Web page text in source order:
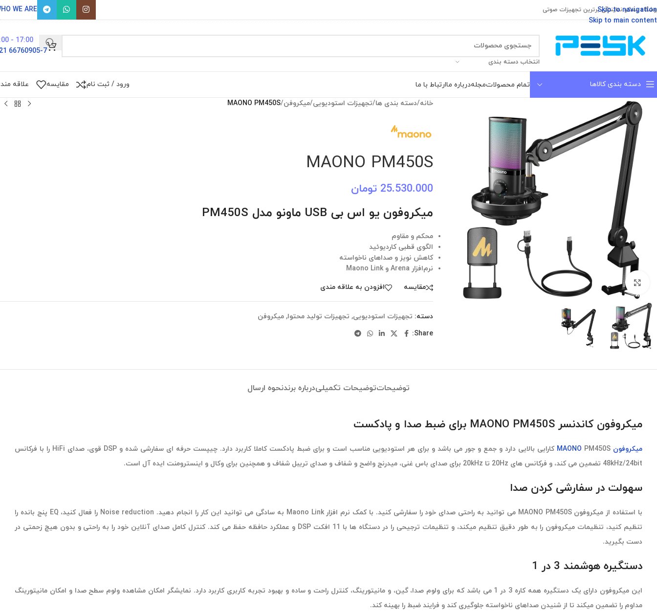
Skip to navigation
Skip to main content
پسکو نمایندگی برترین تجهیزات صوتی WE ARE
انتخاب دسته بندی
17:00 - 9:00
66760905-7 021
دسته بندی کالاها تمام محصولاتمجلهدرباره ماارتباط با ما ورود / ثبت نام مقایسه علاقه
بزرگنمایی تصویر
خانه/دسته بندی ها/تجهیزات استودیویی/میکروفن/
MAONO PM450S
MAONO PM450S
25.530.000 تومان
میکروفون یو اس بی USB ماونو مدل PM450S
محکم و مقاوم
الگوی قطبی کاردیوئید
کاهش نویز و صداهای ناخواسته
نرم‌افزار Arena و Maono Link
مقایسه افزودن به علاقه مندی
دسته: تجهیزات استودیویی, تجهیزات تولید محتوا, میکروفن
Share:
توضیحاتتوضیحات تکمیلیدرباره برندنحوه ارسال
میکروفون کاندنسر MAONO PM450S برای ضبط صدا و پادکست
میکروفون MAONO
PM450S کارایی بالایی دارد و جمع و جور می باشد و برای هر استودیویی مناسب است و برای ضبط پادکست کاملا کاربرد دارد. چیپست حرفه ای سفارشی شده و DSP قوی، صدای HiFi را با فرکانس
48kHz/24bit تضمین می کند، و فرکانس های 20Hz تا 20kHz برای صدای باس غنی، میدرنج واضح و شفاف و صدای تریبل شفاف و همچنین برای وکال و اینسترومنت ایده آل است.
سهولت در سفارشی کردن صدا
با استفاده از میکروفون MAONO PM450S می توانید به راحتی صدای خود را سفارشی کنید. با کمک نرم افزار Maono Link به سادگی می توانید این کار را انجام دهید. Noise reduction را فعال کنید، EQ پنج بانده را
تنظیم کنید، تنظیمات میکروفون را به طور دقیق تنظیم میکند، و تنظیمات ترجیحی را در دستگاه ها با 11 افکت DSP و عملکرد حافظه حفظ می کند. کنترل کامل صدای آنلاین خود را به راحتی و بدون هیچ زحمتی در
دست بگیرید.
دستگیره هوشمند 3 در 1
این میکروفون دارای یک دستگیره همه کاره 3 در 1 می باشد که برای ولوم صدا، گین، و مانیتورینگ، کنترل راحت و ساده و بهبود تجربه کاربری کاربرد دارد. نمایشگر امکان مشاهده ولوم سطح صدا و امکان مانیتورینگ
مداوم را تضمین میکند تا از شنیدن صداهای ناخواسته جلوگیری کند و فرایند ضبط را بهینه کند.